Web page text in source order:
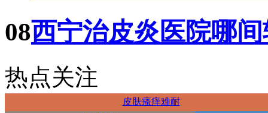
08西宁治皮炎医院哪
热点关注
皮肤瘙痒难耐